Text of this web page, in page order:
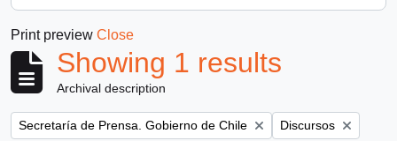
Print preview Close
Showing 1 results
Archival description
Remove filter:
Secretaría de Prensa. Gobierno de Chile Remove filter:
Discursos